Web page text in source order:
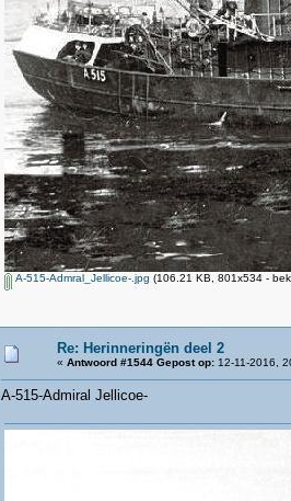
A-515-Admral_Jellicoe-.jpg (106.21 KB, 801x534 -
Re: Herinneringën deel 2
« Antwoord #1544 Gepost op: 12-11-2016,
A-515-Admiral Jellicoe-